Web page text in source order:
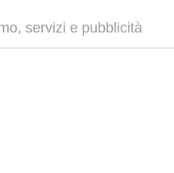
servizi e pubblicità